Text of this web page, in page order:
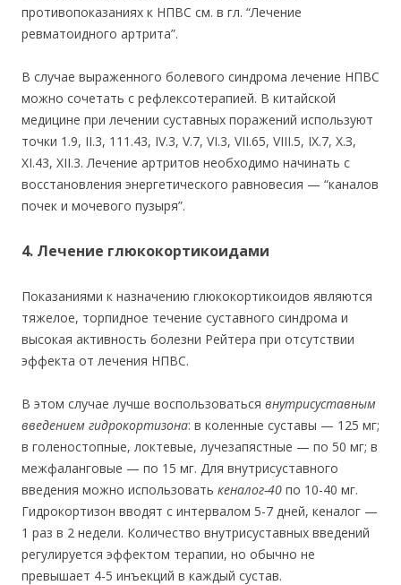
противопоказаниях к НПВС см. в гл. “Лечение
ревматоидного артрита”.
В случае выраженного болевого синдрома лечение НПВС
можно сочетать с рефлексотерапией. В китайской
медицине при лечении суставных поражений используют
точки 1.9, II.3, 111.43, IV.3, V.7, VI.3, VII.65, VIII.5, IX.7, Х.З,
XI.43, XII.3. Лечение артритов необходимо начинать с
восстановления энергетического равновесия — “каналов
почек и мочевого пузыря”.
4. Лечение глюкокортикоидами
Показаниями к назначению глюкокортикоидов являются
тяжелое, торпидное течение суставного синдрома и
высокая активность болезни Рейтера при отсутствии
эффекта от лечения НПВС.
В этом случае лучше воспользоваться внутрисуставным
введением гидрокортизона: в коленные суставы — 125 мг;
в голеностопные, локтевые, лучезапястные — по 50 мг; в
межфаланговые — по 15 мг. Для внутрисуставного
введения можно использовать кеналог-40 по 10-40 мг.
Гидрокортизон вводят с интервалом 5-7 дней, кеналог —
1 раз в 2 недели. Количество внутрисуставных введений
регулируется эффектом терапии, но обычно не
превышает 4-5 инъекций в каждый сустав.